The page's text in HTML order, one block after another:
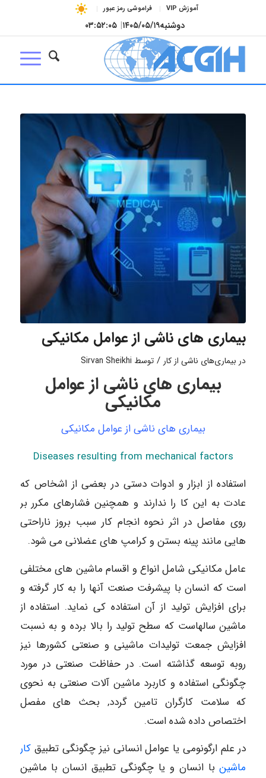
آموزش VIP فراموشی رمز عبور
دوشنبه۱۴۰۵/۰۵/۱۹| ۰۳:۵۲:۰۵
بیماری های ناشی از عوامل مکانیکی
در بیماری‌های ناشی از کار / توسط Sirvan Sheikhi
بیماری های ناشی از عوامل
مکانیکی
بیماری های ناشی از عوامل مکانیکی
Diseases resulting from mechanical factors
استفاده از ابزار و ادوات دستی در بعضی از اشخاص که
عادت به این کا را ندارند و همچنین فشارهای مکرر بر
روی مفاصل در اثر نحوه انجام کار سبب بروز ناراحتی
هایی مانند پینه بستن و کرامپ های عضلانی می شود.
عامل مکانیکی شامل انواع و اقسام ماشین های مختلفی
است که انسان با پیشرفت صنعت آنها را به کار گرفته و
برای افزایش تولید از آن استفاده کی نماید. استفاده از
ماشین سالهاست که سطح تولید را بالا برده و به نسبت
افزایش جمعت تولیدات ماشینی و صنعتی کشورها نیز
روبه توسعه گذاشته است. در حفاظت صنعتی در مورد
چگونگی استفاده و کاربرد ماشین آلات صنعتی به نحوی
که سلامت کارگران تامین گردد, بحث های مفصل
اختصاص داده شده است.
در علم ارگونومی یا عوامل انسانی نیز چگونگی تطبیقکار
ماشینبا انسان و یا چگونگی تطبیق انسان با ماشین